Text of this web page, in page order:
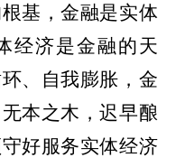
基，金融是实体
经济是金融的天
、自我膨胀，金
本之木，迟早酿
好服务实体经济